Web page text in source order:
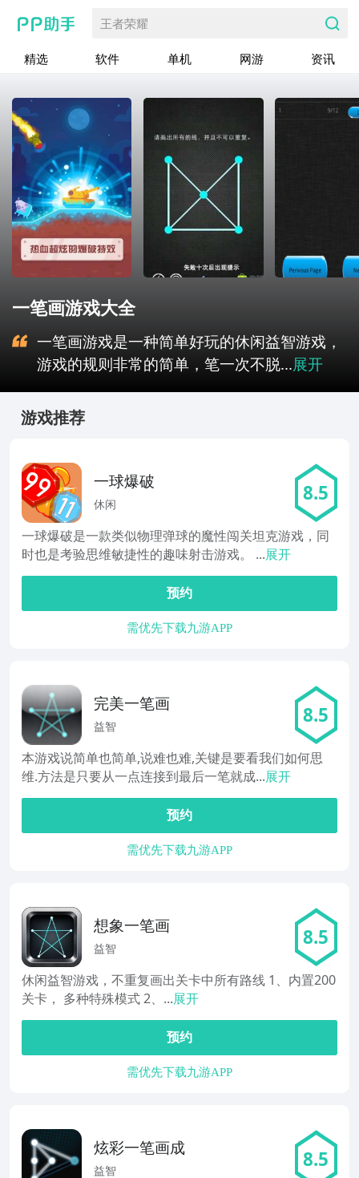
王者荣耀
精选 软件 单机 网游 资讯
一笔画游戏大全
一笔画游戏是一种简单好玩的休闲益智游戏，
游戏的规则非常的简单，笔一次不脱...展开
游戏推荐
一球爆破
休闲 8.5
一球爆破是一款类似物理弹球的魔性闯关坦克游戏，同
时也是考验思维敏捷性的趣味射击游戏。 ...展开
预约
需优先下载九游APP
完美一笔画
益智 8.5
本游戏说简单也简单,说难也难,关键是要看我们如何思
维.方法是只要从一点连接到最后一笔就成...展开
预约
需优先下载九游APP
想象一笔画
益智 8.5
休闲益智游戏，不重复画出关卡中所有路线 1、内置200
关卡， 多种特殊模式 2、...展开
预约
需优先下载九游APP
炫彩一笔画成
益智 8.5